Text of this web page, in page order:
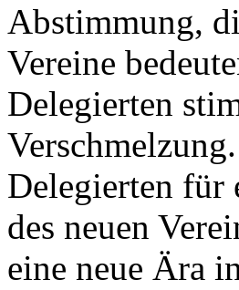
Abstimmung,
Vereine
Delegierten
Delegierten für
des neuen
eine neue Ära